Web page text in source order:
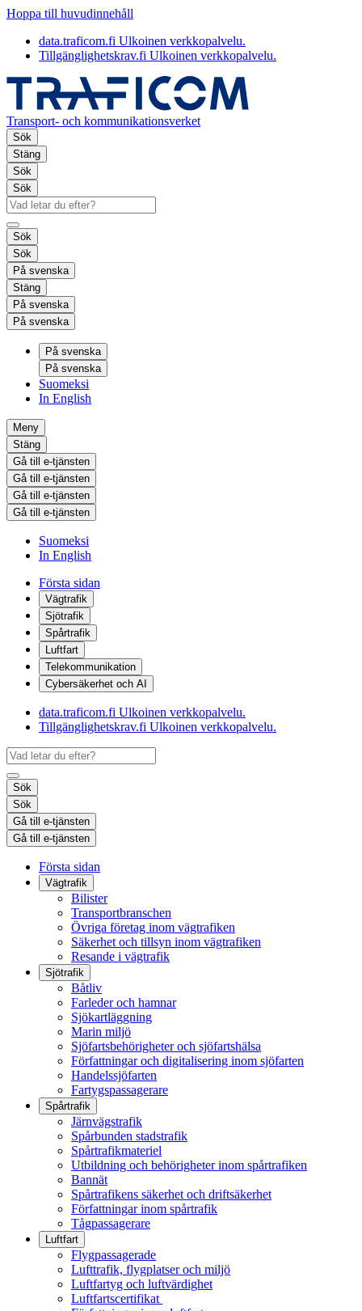
Hoppa till huvudinnehåll
data.traficom.fi Ulkoinen verkkopalvelu.
Tillgänglighetskrav.fi Ulkoinen verkkopalvelu.
Transport- och kommunikationsverket
Sök
Stäng
Sök
Sök
Sök
Sök
På svenska
Stäng
På svenska
På svenska
På svenska
På svenska
Suomeksi
In English
Meny
Stäng
Gå till e-tjänsten
Gå till e-tjänsten
Gå till e-tjänsten
Gå till e-tjänsten
Suomeksi
In English
Första sidan
Vägtrafik
Sjötrafik
Spårtrafik
Luftfart
Telekommunikation
Cybersäkerhet och AI
data.traficom.fi Ulkoinen verkkopalvelu.
Tillgänglighetskrav.fi Ulkoinen verkkopalvelu.
Sök
Sök
Gå till e-tjänsten
Gå till e-tjänsten
Första sidan
Vägtrafik
Bilister
Transportbranschen
Övriga företag inom vägtrafiken
Säkerhet och tillsyn inom vägtrafiken
Resande i vägtrafik
Sjötrafik
Båtliv
Farleder och hamnar
Sjökartläggning
Marin miljö
Sjöfartsbehörigheter och sjöfartshälsa
Författningar och digitalisering inom sjöfarten
Handelssjöfarten
Fartygspassagerare
Spårtrafik
Järnvägstrafik
Spårbunden stadstrafik
Spårtrafikmateriel
Utbildning och behörigheter inom spårtrafiken
Bannät
Spårtrafikens säkerhet och driftsäkerhet
Författningar inom spårtrafik
Tågpassagerare
Luftfart
Flygpassagerade
Lufttrafik, flygplatser och miljö
Luftfartyg och luftvärdighet
Luftfartscertifikat